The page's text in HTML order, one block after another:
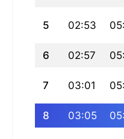
5 02:53
6 02:57
7 03:01
8 03:05